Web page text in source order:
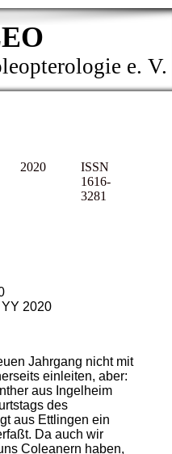
e. V.
2020
ISSN
1616-
3281
YY 2020
Jahrgang nicht mit
einleiten, aber:
aus Ingelheim
des
aus Ettlingen ein
Da auch wir
Coleanern haben,